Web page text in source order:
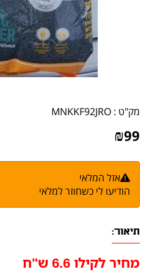
מק"ט : MNKKF92JRO
₪99
אזל המלאי
הודיעו לי כשחוזר למלאי
תיאור:
מחיר לקילו 6.6 ש"ח